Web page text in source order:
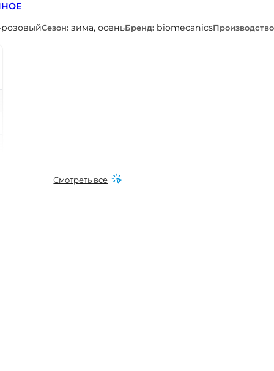
розовыйСезон: зима, осеньБренд: biomecanics
Смотреть все